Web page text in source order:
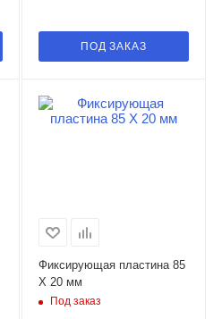
ПОД ЗАКАЗ
Фиксирующая пластина 85
X 20 мм
Под заказ